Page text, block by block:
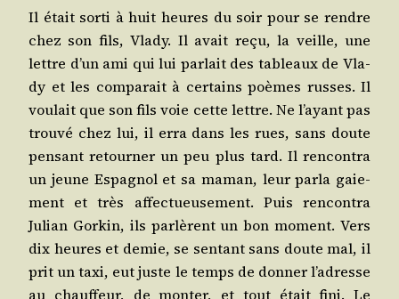
Il était sor­ti à huit heures du soir pour se rendre
chez son fils, Vla­dy. Il avait reçu, la veille, une
lettre d’un ami qui lui par­lait des tableaux de Vla­
dy et les com­pa­rait à cer­tains poèmes russes. Il
vou­lait que son fils voie cette lettre. Ne l’ayant pas
trou­vé chez lui, il erra dans les rues, sans doute
pen­sant retour­ner un peu plus tard. Il ren­con­tra
un jeune Espa­gnol et sa maman, leur par­la gaie­
ment et très affec­tueu­se­ment. Puis ren­con­tra
Julian Gor­kin, ils par­lèrent un bon moment. Vers
dix heures et demie, se sen­tant sans doute mal, il
prit un taxi, eut juste le temps de don­ner l’adresse
au chauf­feur, de mon­ter, et tout était fini. Le